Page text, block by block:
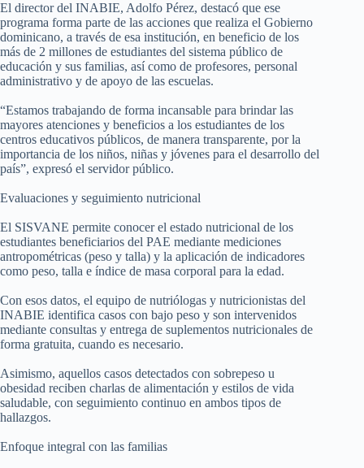
El director del INABIE, Adolfo Pérez, destacó que ese
programa forma parte de las acciones que realiza el Gobierno
dominicano, a través de esa institución, en beneficio de los
más de 2 millones de estudiantes del sistema público de
educación y sus familias, así como de profesores, personal
administrativo y de apoyo de las escuelas.
“Estamos trabajando de forma incansable para brindar las
mayores atenciones y beneficios a los estudiantes de los
centros educativos públicos, de manera transparente, por la
importancia de los niños, niñas y jóvenes para el desarrollo del
país”, expresó el servidor público.
Evaluaciones y seguimiento nutricional
El SISVANE permite conocer el estado nutricional de los
estudiantes beneficiarios del PAE mediante mediciones
antropométricas (peso y talla) y la aplicación de indicadores
como peso, talla e índice de masa corporal para la edad.
Con esos datos, el equipo de nutriólogas y nutricionistas del
INABIE identifica casos con bajo peso y son intervenidos
mediante consultas y entrega de suplementos nutricionales de
forma gratuita, cuando es necesario.
Asimismo, aquellos casos detectados con sobrepeso u
obesidad reciben charlas de alimentación y estilos de vida
saludable, con seguimiento continuo en ambos tipos de
hallazgos.
Enfoque integral con las familias